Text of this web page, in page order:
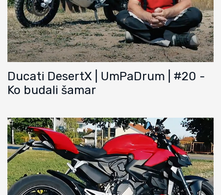
Ducati DesertX | UmPaDrum | #20 -
Ko budali šamar